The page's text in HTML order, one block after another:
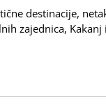
destinacije,
zajednica, Kakanj